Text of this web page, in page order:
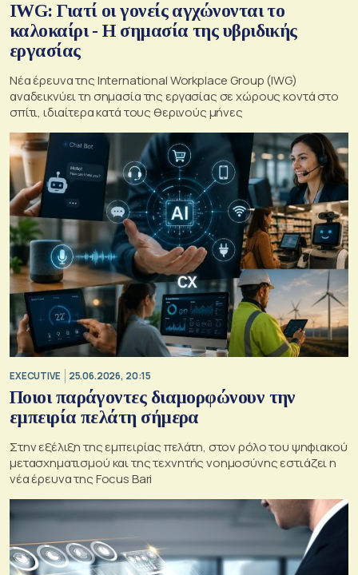
IWG: Γιατί οι γονείς αγχώνονται το
καλοκαίρι - Η σημασία της υβριδικής
εργασίας
Νέα έρευνα της International Workplace Group (IWG)
αναδεικνύει τη σημασία της εργασίας σε χώρους κοντά στο
σπίτι, ιδιαίτερα κατά τους θερινούς μήνες
EXECUTIVE 25.06.2026, 20:15
Ποιοι παράγοντες διαμορφώνουν την
εμπειρία πελάτη σήμερα
Στην εξέλιξη της εμπειρίας πελάτη, στον ρόλο του ψηφιακού
μετασχηματισμού και της τεχνητής νοημοσύνης εστιάζει η
νέα έρευνα της Focus Bari